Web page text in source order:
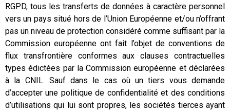
RGPD, tous les transferts de données à caractère personnel
vers un pays situé hors de l’Union Européenne et/ou n’offrant
pas un niveau de protection considéré comme suffisant par la
Commission européenne ont fait l’objet de conventions de
flux transfrontière conformes aux clauses contractuelles
types édictées par la Commission européenne et déclarées
à la CNIL. Sauf dans le cas où un tiers vous demande
d’accepter une politique de confidentialité et des conditions
d’utilisations qui lui sont propres, les sociétés tierces ayant